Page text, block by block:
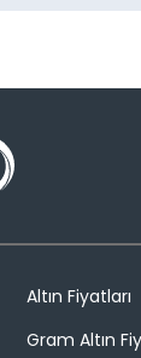
Altın Fiyatları
Gram Altın